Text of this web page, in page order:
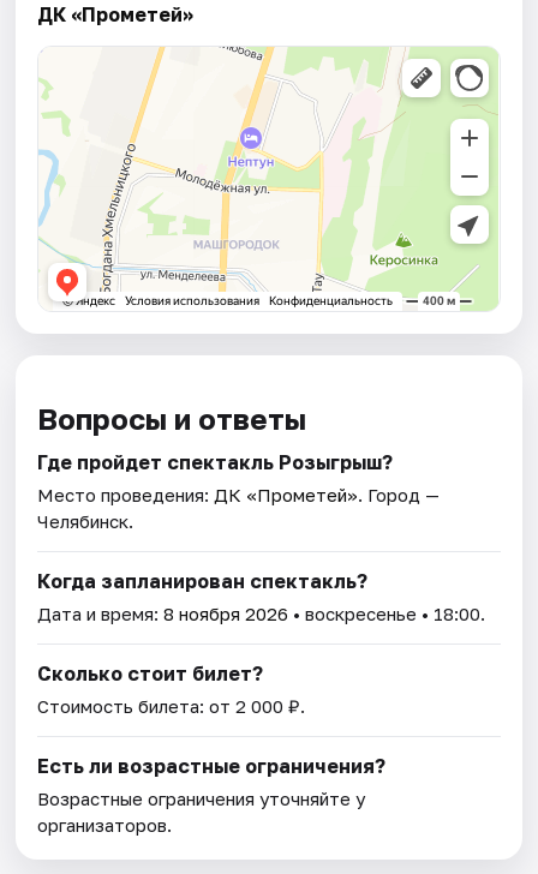
ДК «Прометей»
Вопросы и ответы
Где пройдет спектакль Розыгрыш?
Место проведения: ДК «Прометей». Город —
Челябинск.
Когда запланирован спектакль?
Дата и время:8 ноября 2026 • воскресенье • 18:00.
Сколько стоит билет?
Стоимость билета: от 2 000 ₽.
Есть ли возрастные ограничения?
Возрастные ограничения уточняйте у
организаторов.